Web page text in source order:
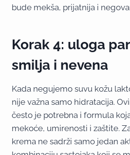
bude mekša, prijatnija i
Korak 4: uloga
smilja i nevena
Kada negujemo suvu kožu
nije važna samo hidratacija.
često je potrebna i formula
mekoće, umirenosti i zaštite.
krema ne sadrži samo jedan